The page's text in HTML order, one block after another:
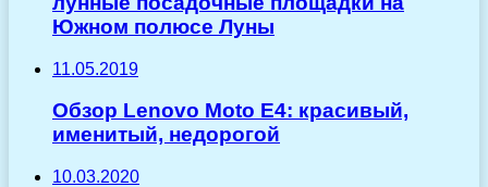
Южном полюсе Луны
11.05.2019
Обзор Lenovo Moto E4: красивый,
именитый, недорогой
10.03.2020